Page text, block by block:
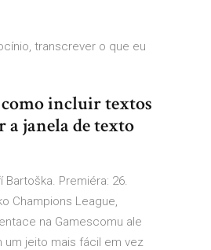
transcrever o que eu
como incluir textos
a janela de texto
Bartoška. Premiéra: 26.
Champions League,
na Gamescomu ale
um jeito mais fácil em vez